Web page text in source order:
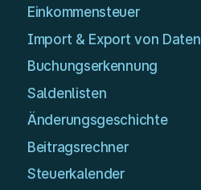
Einkommensteuer
Import & Export von Daten
Buchungserkennung
Saldenlisten
Änderungsgeschichte
Beitragsrechner
Steuerkalender